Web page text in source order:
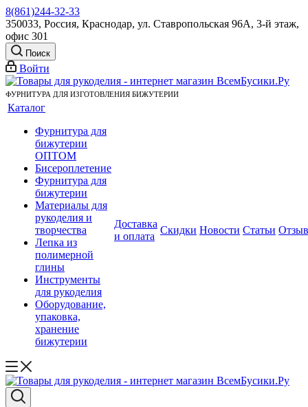
8(861)244-32-33
350033, Россия, Краснодар, ул. Ставропольская 96А, 3-й этаж,
офис 301
Поиск
Войти
ФУРНИТУРА ДЛЯ ИЗГОТОВЛЕНИЯ БИЖУТЕРИИ
Каталог
Фурнитура для
бижутерии
ОПТОМ
Бисероплетение
Фурнитура для
бижутерии
Материалы для
рукоделия и
творчества
Лепка из
полимерной
глины
Инструменты
для рукоделия
Оборудование,
упаковка,
хранение
бижутерии
Доставка
и оплата
Скидки Новости Статьи